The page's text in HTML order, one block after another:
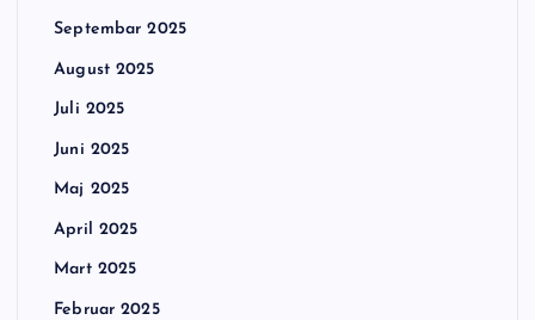
Septembar 2025
August 2025
Juli 2025
Juni 2025
Maj 2025
April 2025
Mart 2025
Februar 2025